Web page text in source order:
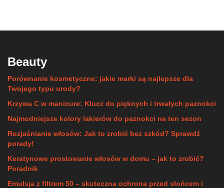
Beauty
Porównanie kosmetyczne: jakie marki są najlepsze dla
Twojego typu urody?
Krzywa C w manicure: Klucz do pięknych i trwałych paznokci
Najmodniejsze kolory lakierów do paznokci na ten sezon
Rozjaśnianie włosów: Jak to zrobić bez szkód? Sprawdź
porady!
Keratynowe prostowanie włosów w domu – jak to zrobić?
Poradnik
Emulsja z filtrem 50 – skuteczna ochrona przed słońcem i